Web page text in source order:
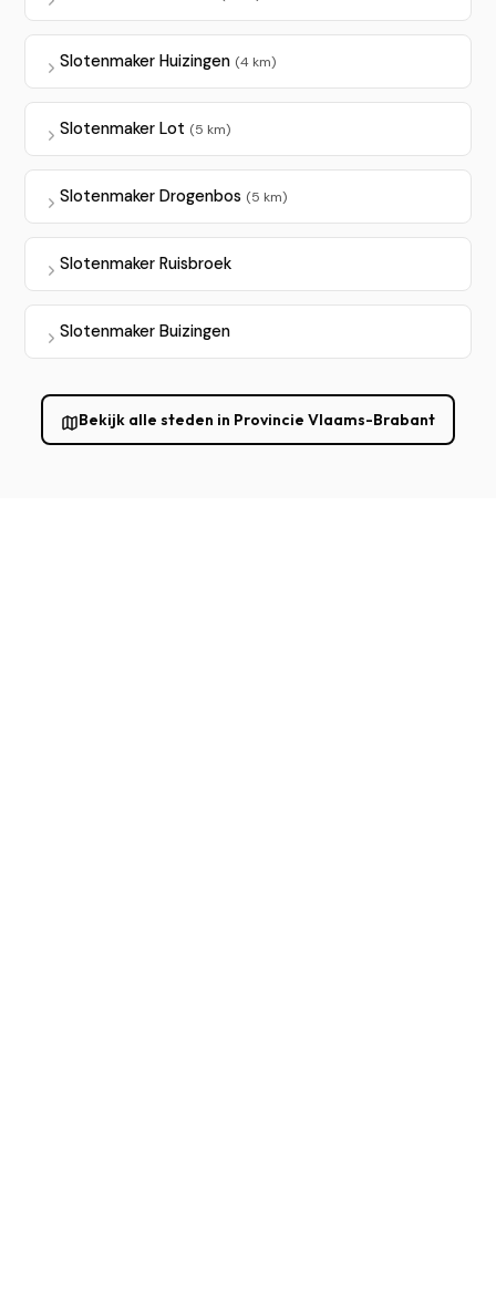
Slotenmaker Huizingen (4 km)
Slotenmaker Lot (5 km)
Slotenmaker Drogenbos (5 km)
Slotenmaker Ruisbroek
Slotenmaker Buizingen
Bekijk alle steden in Provincie Vlaams-Brabant